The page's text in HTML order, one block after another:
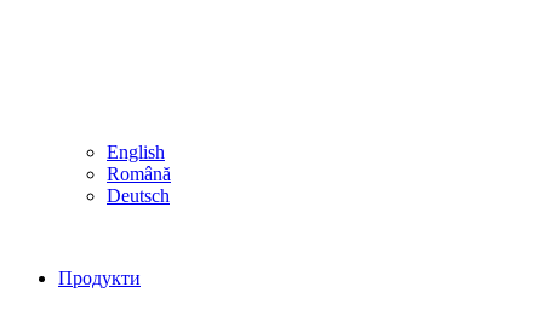
English
Română
Deutsch
Продукти